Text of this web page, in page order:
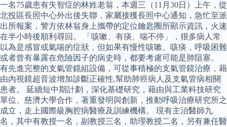
一名75歲患有失智症的林姓老翁，本週三（11月30日）上午，從
北投區長照中心外出後失聯，家屬接獲長照中心通知，急忙至派
出所報案，警方依林翁身上攜帶的定位鑰匙圈所顯示資訊，火速
在半小時後順利尋回。 「咳嗽、有痰、喘不停」，很多病人常
以為是感冒或氣喘的症狀，但如果有慢性咳嗽、咳痰，呼吸困難
或者曾有暴露在危險因子的病史時，都要考慮可能是肺阻塞。
有先進完整的支氣管鏡組設備，可從事積極的支氣管鏡治療，藉
由內視鏡超音波增加診斷正確性,幫助肺癌病人及支氣管病相關
患者。 延續短中期計劃，深化基礎研究，藉由與工業科技研究
單位、慈濟大學合作，著重發明與創新，推動呼吸治療研究所之
成立，走上國際級胸腔病醫療及訓練機構。 現有主治醫師九
名，其中有教授一名，副教授三名，助理教授二名，另有兼任醫